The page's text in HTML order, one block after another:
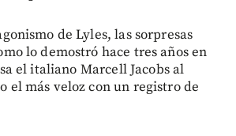
de Lyles, las sorpresas
lo demostró hace tres años en
el italiano Marcell Jacobs al
el más veloz con un registro de